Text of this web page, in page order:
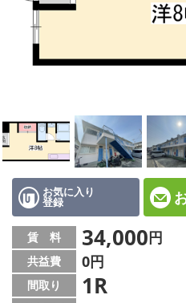
☆インターネット無料物件☆
☆敷金·礼金0円物件☆
路線·駅から探す
地域から探す
地図から探す
お気に入り
登録
賃 料 34,000円
共益費 0円
間取り 1R